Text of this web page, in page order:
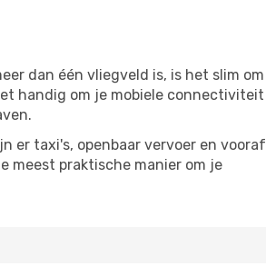
dan één vliegveld is, is het slim om
handig om je mobiele connectiviteit
er taxi's, openbaar vervoer en vooraf
meest praktische manier om je